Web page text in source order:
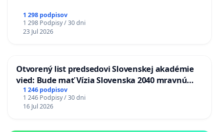
1 298 podpisov
1 298 Podpisy / 30 dni
23 Jul 2026
Otvorený list predsedovi Slovenskej akadémie
vied: Bude mať Vízia Slovenska 2040 mravnú
chrbticu?
1 246 podpisov
1 246 Podpisy / 30 dni
16 Jul 2026